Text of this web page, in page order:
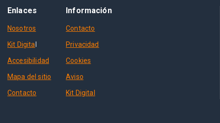
Enlaces
Nosotros
Kit Digita
Accesibilidad
Mapa del sitio
Contacto
Información
Contacto
Privacidad
Cookies
Aviso
Kit Digital